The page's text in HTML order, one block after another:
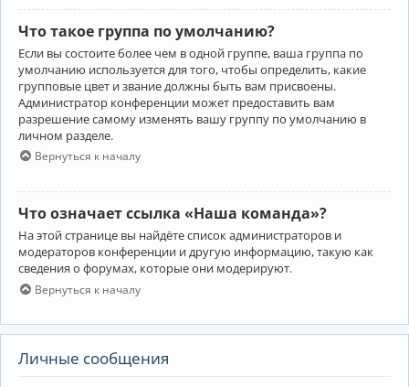
Что такое группа по умолчанию?
Если вы состоите более чем в одной группе, ваша группа по
умолчанию используется для того, чтобы определить, какие
групповые цвет и звание должны быть вам присвоены.
Администратор конференции может предоставить вам
разрешение самому изменять вашу группу по умолчанию в
личном разделе.
Вернуться к началу
Что означает ссылка «Наша команда»?
На этой странице вы найдёте список администраторов и
модераторов конференции и другую информацию, такую как
сведения о форумах, которые они модерируют.
Вернуться к началу
Личные сообщения